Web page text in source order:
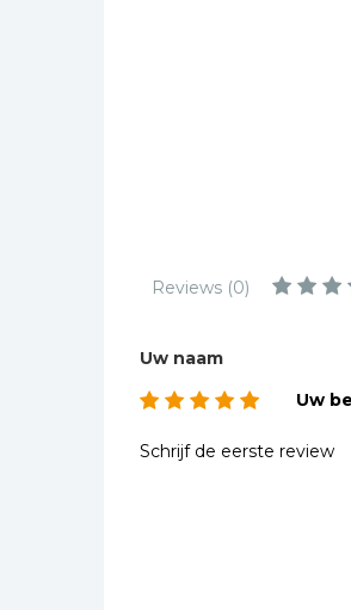
Toeristische
Taalstudie
Wenskaarten
Reviews (0)
Uw naam
Uw
Schrijf de eerste review